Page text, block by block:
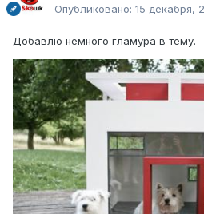
Опубликовано: 15 декабря,
Добавлю немного гламура в тему.